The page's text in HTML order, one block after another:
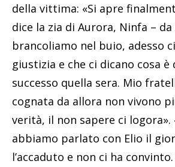
della vittima: «Si apre
dice la zia di Aurora, Ninfa –
brancoliamo nel buio, adesso
giustizia e che ci dicano cosa è
successo quella sera. Mio
cognata da allora non vivono
verità, il non sapere ci logora».
abbiamo parlato con Elio il
l’accaduto e non ci ha